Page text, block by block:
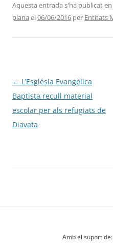
Aquesta entrada s'ha publicat en
plana el06/06/2016 per Entitats
Navegació
per
les
entrades
← L’Església Evangèlica
Baptista recull material
escolar per als refugiats de
Diavata
Amb el suport de: